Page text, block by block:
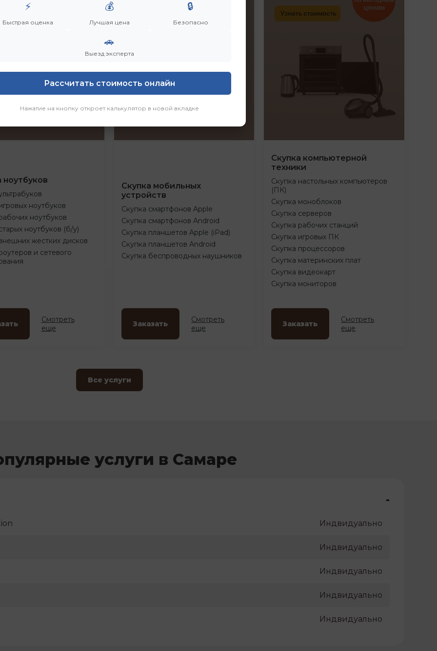
ноутбуков
ноутбуков
ноутбуков
ноутбуков (б/у)
жестких дисков
и сетевого
Смотреть
еще
Скупка мобильных
устройств
Скупка смартфонов Apple
Скупка смартфонов Android
Скупка планшетов Apple (iPad)
Скупка планшетов Android
Скупка беспроводных наушников
Заказать
Смотреть
еще
Скупка компьютерной
техники
Скупка настольных компьютеров
(ПК)
Скупка моноблоков
Скупка серверов
Скупка рабочих станций
Скупка игровых ПК
Скупка процессоров
Скупка материнских плат
Скупка видеокарт
Скупка мониторов
Заказать
Смотреть
еще
Все услуги
услуги в Самаре
-
Индвидуально
Индвидуально
Индвидуально
Индвидуально
Индвидуально
⚡
Быстрая оценка
💰
Лучшая цена
🔒
Безопасно
🚗
Выезд эксперта
Рассчитать стоимость онлайн
Нажатие на кнопку откроет калькулятор в новой вкладке